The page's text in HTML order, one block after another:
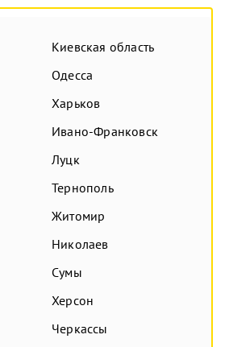
Киевская область
Одесса
Харьков
Ивано-Франковск
Луцк
Тернополь
Житомир
Николаев
Сумы
Херсон
Черкассы